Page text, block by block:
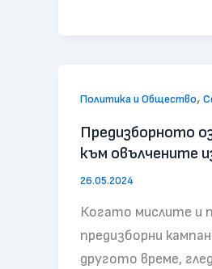
Политика и Общество,
Предизборното
към овълчените
26.05.2024
Когато мислите и
предизборни
другото време,